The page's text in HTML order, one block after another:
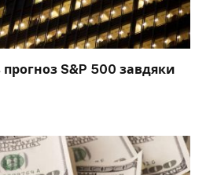
S&P 500 завдяки